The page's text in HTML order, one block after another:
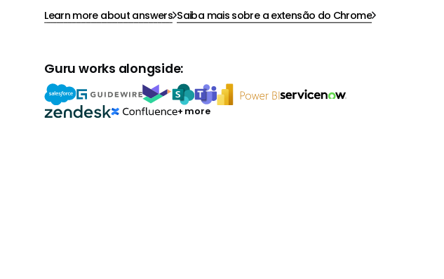
Learn more about answers Saiba mais sobre a extensão do Chrome
Guru works alongside:
+ more